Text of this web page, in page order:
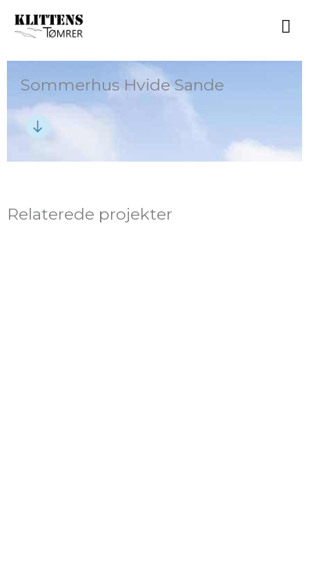
indholdet
Sommerhus Hvide Sande
Relaterede projekter